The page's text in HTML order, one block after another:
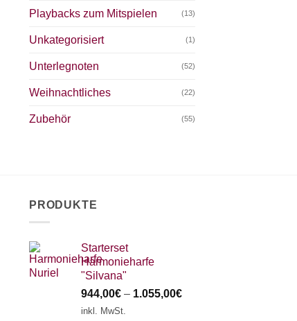
Playbacks zum Mitspielen (13)
Unkategorisiert (1)
Unterlegnoten (52)
Weihnachtliches (22)
Zubehör (55)
PRODUKTE
Starterset
Harmonieharfe
"Silvana"
944,00€ – 1.055,00€
inkl. MwSt.